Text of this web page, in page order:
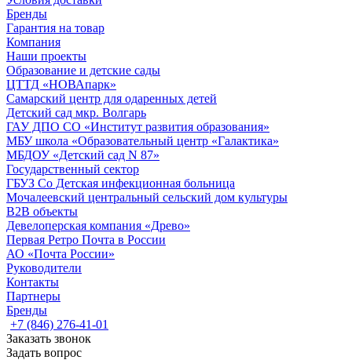
Бренды
Гарантия на товар
Компания
Наши проекты
Образование и детские сады
ЦТТД «НОВАпарк»
Самарский центр для одаренных детей
Детский сад мкр. Волгарь
ГАУ ДПО СО «Институт развития образования»
МБУ школа «Образовательный центр «Галактика»
МБДОУ «Детский сад N 87»
Государственный сектор
ГБУЗ Со Детская инфекционная больница
Мочалеевский центральный сельский дом культуры
B2B объекты
Девелоперская компания «Древо»
Первая Ретро Почта в России
АО «Почта России»
Руководители
Контакты
Партнеры
Бренды
+7 (846) 276-41-01
Заказать звонок
Задать вопрос